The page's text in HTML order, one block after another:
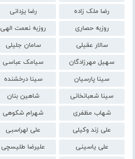
رضا ملک زاده
رضا یزدانی
روزبه حصاری
روزبه نعمت الهی
سالار عقیلی
سامان جلیلی
سهیل مهرزادگان
سیامک عباسی
سینا پارسیان
سینا درخشنده
سینا شعبانخانی
شاهین بنان
شهاب مظفری
شهرام شکوهی
علی زند وکیلی
علی لهراسبی
علی یاسینی
علیرضا طلیسچی